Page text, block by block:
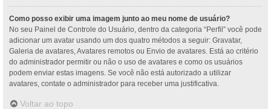
Como posso exibir uma imagem junto ao meu nome de usuário?
No seu Painel de Controle do Usuário, dentro da categoria “Perfil” você pode
adicionar um avatar usando um dos quatro métodos a seguir: Gravatar,
Galeria de avatares, Avatares remotos ou Envio de avatares. Está ao critério
do administrador permitir ou não o uso de avatares e como os usuários
podem enviar estas imagens. Se você não está autorizado a utilizar
avatares, contate o administrador para receber uma justificativa.
Voltar ao topo